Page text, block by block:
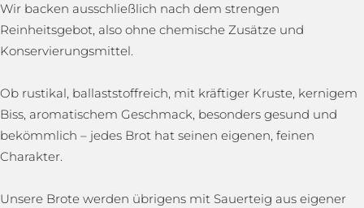
Wir backen ausschließlich nach dem strengen
Reinheitsgebot, also ohne chemische Zusätze und
Konservierungsmittel.
Ob rustikal, ballaststoffreich, mit kräftiger Kruste, kernigem
Biss, aromatischem Geschmack, besonders gesund und
bekömmlich – jedes Brot hat seinen eigenen, feinen
Charakter.
Unsere Brote werden übrigens mit Sauerteig aus eigener